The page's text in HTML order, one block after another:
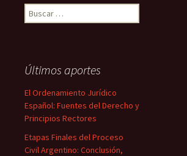
Buscar:
Últimos aportes
El Ordenamiento Jurídico
Español: Fuentes del Derecho y
Principios Rectores
Etapas Finales del Proceso
Civil Argentino: Conclusión,